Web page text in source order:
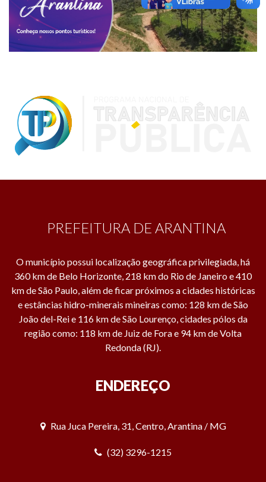
PREFEITURA DE ARANTINA
O município possui localização geográfica privilegiada, há
360 km de Belo Horizonte, 218 km do Rio de Janeiro e 410
km de São Paulo, além de ficar próximos a cidades históricas
e estâncias hidro-minerais mineiras como: 128 km de São
João del-Rei e 116 km de São Lourenço, cidades pólos da
região como: 118 km de Juiz de Fora e 94 km de Volta
Redonda (RJ).
ENDEREÇO
Rua Juca Pereira, 31, Centro, Arantina / MG
(32) 3296-1215